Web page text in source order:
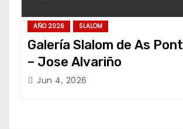
AÑO 2026 SLALOM
Galería Slalom de As
– Jose Alvariño
Jun 4, 2026